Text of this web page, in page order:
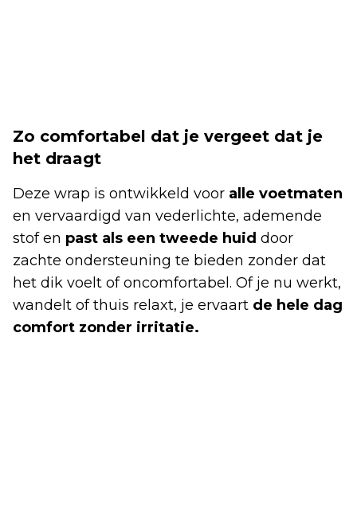
Zo comfortabel dat je vergeet dat je
het draagt
Deze wrap is ontwikkeld voor alle voetmaten
en vervaardigd van vederlichte, ademende
stof en past als een tweede huid door
zachte ondersteuning te bieden zonder dat
het dik voelt of oncomfortabel. Of je nu werkt,
wandelt of thuis relaxt, je ervaart de hele dag
comfort zonder irritatie.